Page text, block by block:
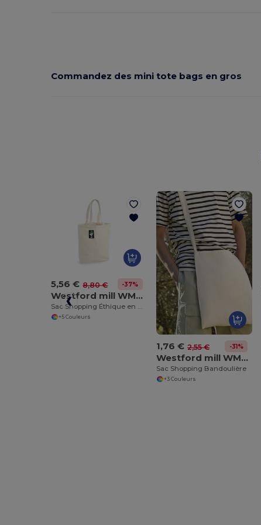
Commandez des mini tote bags en gros
5,56 € 8,80 € -37%
Westford mill WM671
Sac Shopping Éthique en Coton Fairtrade
+5 Couleurs
1,76 € 2,55 € -31%
Westford mill WM107
Sac Shopping Bandoulière
+3 Couleurs